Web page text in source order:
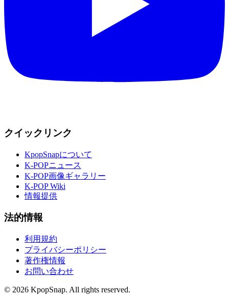
クイックリンク
KpopSnapについて
K-POPニュース
K-POP画像ギャラリー
K-POP Wiki
情報提供
法的情報
利用規約
プライバシーポリシー
著作権情報
お問い合わせ
© 2026 KpopSnap. All rights reserved.